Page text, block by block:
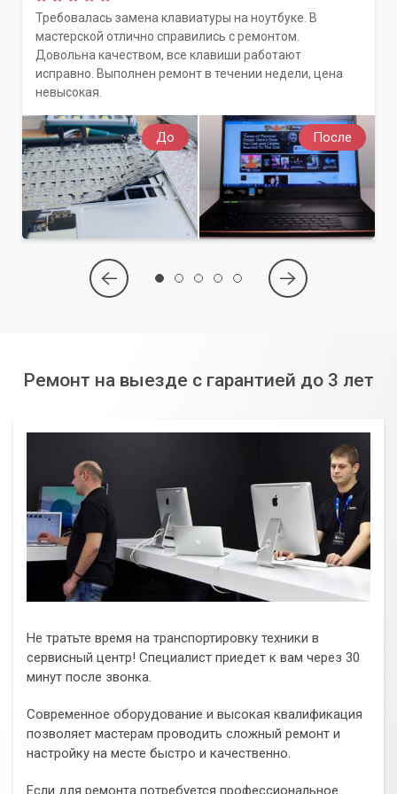
Рекомендации по безопасному поведению в
интернете.
Настройка автоматических обновлений системы.
Не позволяйте руткитам и буткитам контролировать ваш
«Компьютерный Мастер» – мы вернем вашему устройству
безопасность и высокую производительность, гарантируя
полное удаление даже самых глубоко внедренных угроз.
До После
Требовалась замена клавиатуры на ноутбуке. В
мастерской отлично справились с ремонтом.
Довольна качеством, все клавиши работают
исправно. Выполнен ремонт в течении недели, цена
невысокая.
Ремонт на выезде с гарантией до 3 лет
Не тратьте время на транспортировку техники в
сервисный центр! Специалист приедет к вам через 30
минут после звонка.
Современное оборудование и высокая квалификация
позволяет мастерам проводить сложный ремонт и
настройку на месте быстро и качественно.
Если для ремонта потребуется профессиональное